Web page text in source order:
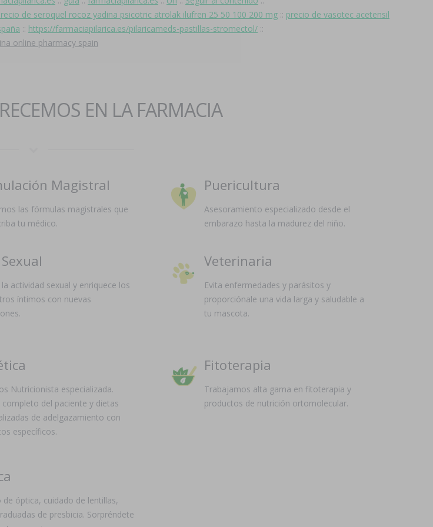
de seroquel rocoz yadina psicotric atrolak ilufren 25 50 100 200 mg :: precio de vasotec acetensil
:: https://farmaciapilarica.es/pilaricameds-pastillas-stromectol/ ::
online pharmacy spain
EN LA FARMACIA
Magistral
las fórmulas magistrales que
tu médico.
Puericultura
Asesoramiento especializado desde el
embarazo hasta la madurez del niño.
actividad sexual y enriquece los
íntimos con nuevas
Veterinaria
Evita enfermedades y parásitos y
proporciónale una vida larga y saludable a
tu mascota.
Nutricionista especializada.
completo del paciente y dietas
de adelgazamiento con
específicos.
Fitoterapia
Trabajamos alta gama en fitoterapia y
productos de nutrición ortomolecular.
de óptica, cuidado de lentillas,
de presbicia. Sorpréndete